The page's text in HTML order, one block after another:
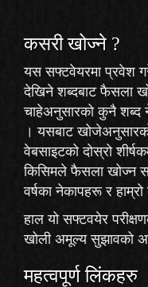
कसरी खोज्‍ने ?
यस सफ्टवेयरमा प्रवेश
देखिने शब्दबाट फैसला
चाहेअनुसारको कुनै शब्द
। यसबाट
वेबसाइटको दोस्रो
किसिमले फैसला खोज्न
वर्षका नेकापहरू र
हाल यो सफ्टवयेर
खोली अमूल्य सुझावको
महत्वपूर्ण लिंकहरु